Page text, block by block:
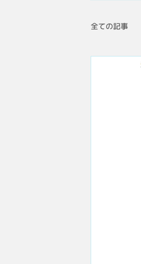
全ての記事